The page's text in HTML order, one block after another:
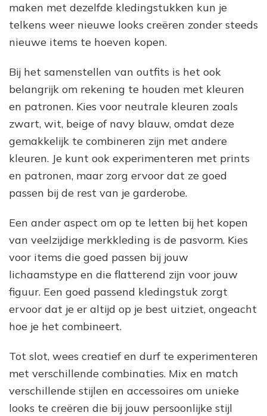
maken met dezelfde kledingstukken kun je
telkens weer nieuwe looks creëren zonder steeds
nieuwe items te hoeven kopen.
Bij het samenstellen van outfits is het ook
belangrijk om rekening te houden met kleuren
en patronen. Kies voor neutrale kleuren zoals
zwart, wit, beige of navy blauw, omdat deze
gemakkelijk te combineren zijn met andere
kleuren. Je kunt ook experimenteren met prints
en patronen, maar zorg ervoor dat ze goed
passen bij de rest van je garderobe.
Een ander aspect om op te letten bij het kopen
van veelzijdige merkkleding is de pasvorm. Kies
voor items die goed passen bij jouw
lichaamstype en die flatterend zijn voor jouw
figuur. Een goed passend kledingstuk zorgt
ervoor dat je er altijd op je best uitziet, ongeacht
hoe je het combineert.
Tot slot, wees creatief en durf te experimenteren
met verschillende combinaties. Mix en match
verschillende stijlen en accessoires om unieke
looks te creëren die bij jouw persoonlijke stijl